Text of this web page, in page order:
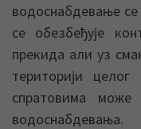
водоснабдевање
се обезбеђује
прекида али уз
територији
спратовима
водоснабдевања.